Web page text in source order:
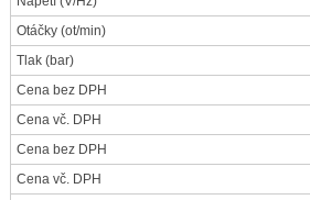
Otáčky (ot/min)
Tlak (bar)
Cena bez DPH
Cena vč. DPH
Cena bez DPH
Cena vč. DPH